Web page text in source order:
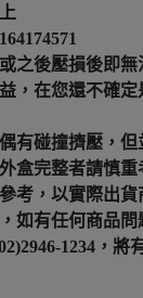
後壓損後即無
，在您還不確定
碰撞擠壓，但
盒完整者請慎重
，以實際出貨
有任何商品問
1234，將